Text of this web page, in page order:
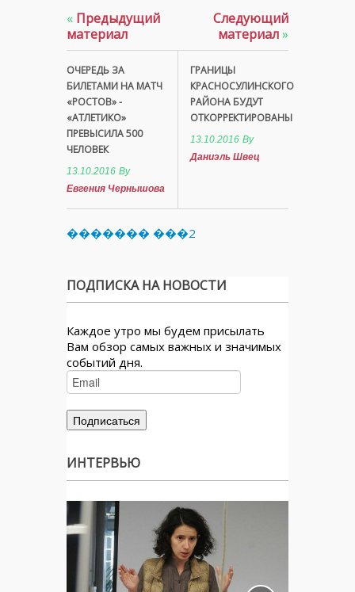
« Предыдущий
материал
ОЧЕРЕДЬ ЗА
БИЛЕТАМИ НА МАТЧ
«РОСТОВ» -
«АТЛЕТИКО»
ПРЕВЫСИЛА 500
ЧЕЛОВЕК
13.10.2016 By
Евгения Чернышова
Следующий
материал»
ГРАНИЦЫ
КРАСНОСУЛИНСКОГО
РАЙОНА БУДУТ
ОТКОРРЕКТИРОВАНЫ
13.10.2016 By
Даниэль Швец
������� ���2
ПОДПИСКА НА НОВОСТИ
Каждое утро мы будем присылать
Вам обзор самых важных и значимых
событий дня.
ИНТЕРВЬЮ